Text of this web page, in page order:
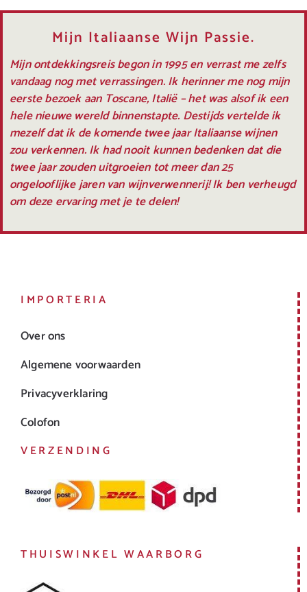
Mijn Italiaanse Wijn Passie.
Mijn ontdekkingsreis begon in 1995 en verrast me zelfs
vandaag nog met verrassingen. Ik herinner me nog mijn
eerste bezoek aan Toscane, Italië – het was alsof ik een
hele nieuwe wereld binnenstapte. Destijds vertelde ik
mezelf dat ik de komende twee jaar Italiaanse wijnen
zou verkennen. Ik had nooit kunnen bedenken dat die
twee jaar zouden uitgroeien tot meer dan 25
ongelooflijke jaren van wijnverwennerij! Ik ben verheugd
om deze ervaring met je te delen!
IMPORTERIA
Over ons
Algemene voorwaarden
Privacyverklaring
Colofon
VERZENDING
THUISWINKEL WAARBORG